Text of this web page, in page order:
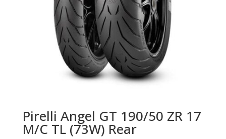
Pirelli Angel GT 190/50 ZR 17
M/C TL (73W) Rear